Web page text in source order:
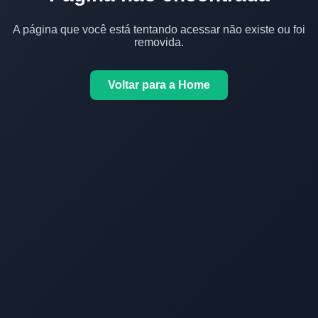
A página que você está tentando acessar não existe ou foi
removida.
Voltar para a Home